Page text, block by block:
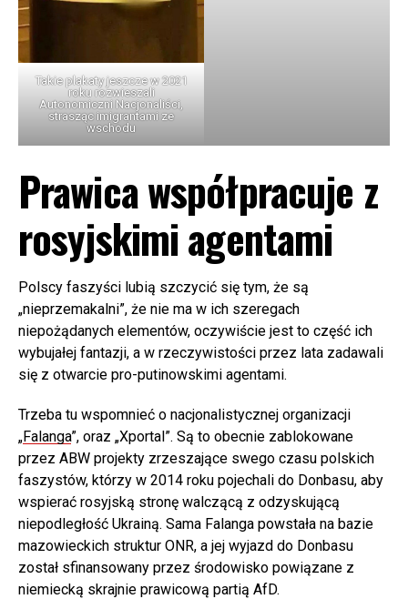
Takie plakaty jeszcze w 2021
roku rozwieszali
Autonomiczni Nacjonaliści,
strasząc imigrantami ze
wschodu
Prawica współpracuje z
rosyjskimi agentami
Polscy faszyści lubią szczycić się tym, że są
„nieprzemakalni”, że nie ma w ich szeregach
niepożądanych elementów, oczywiście jest to część ich
wybujałej fantazji, a w rzeczywistości przez lata zadawali
się z otwarcie pro-putinowskimi agentami.
Trzeba tu wspomnieć o nacjonalistycznej organizacji
„Falanga”, oraz „Xportal”. Są to obecnie zablokowane
przez ABW projekty zrzeszające swego czasu polskich
faszystów, którzy w 2014 roku pojechali do Donbasu, aby
wspierać rosyjską stronę walczącą z odzyskującą
niepodległość Ukrainą. Sama Falanga powstała na bazie
mazowieckich struktur ONR, a jej wyjazd do Donbasu
został sfinansowany przez środowisko powiązane z
niemiecką skrajnie prawicową partią AfD.